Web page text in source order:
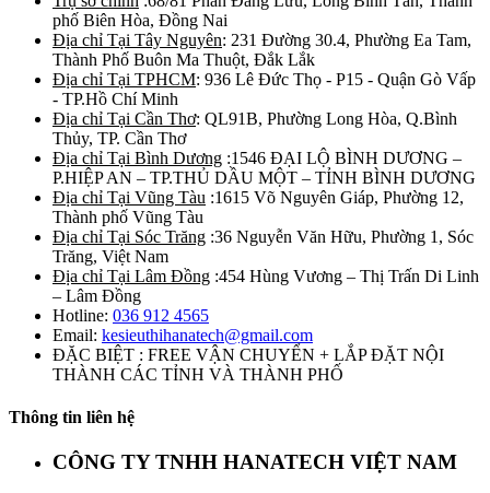
phố Biên Hòa, Đồng Nai
Địa chỉ Tại Tây Nguyên: 231 Đường 30.4, Phường Ea Tam,
Thành Phố Buôn Ma Thuột, Đắk Lắk
Địa chỉ Tại TPHCM: 936 Lê Đức Thọ - P15 - Quận Gò Vấp
- TP.Hồ Chí Minh
Địa chỉ Tại Cần Thơ: QL91B, Phường Long Hòa, Q.Bình
Thủy, TP. Cần Thơ
Địa chỉ Tại Bình Dương :1546 ĐẠI LỘ BÌNH DƯƠNG –
P.HIỆP AN – TP.THỦ DẦU MỘT – TỈNH BÌNH DƯƠNG
Địa chỉ Tại Vũng Tàu :1615 Võ Nguyên Giáp, Phường 12,
Thành phố Vũng Tàu
Địa chỉ Tại Sóc Trăng :36 Nguyễn Văn Hữu, Phường 1, Sóc
Trăng, Việt Nam
Địa chỉ Tại Lâm Đồng :454 Hùng Vương – Thị Trấn Di Linh
– Lâm Đồng
Hotline: 036 912 4565
Email: kesieuthihanatech@gmail.com
ĐẶC BIỆT : FREE VẬN CHUYỂN + LẮP ĐẶT NỘI
THÀNH CÁC TỈNH VÀ THÀNH PHỐ
Thông tin liên hệ
CÔNG TY TNHH HANATECH VIỆT NAM